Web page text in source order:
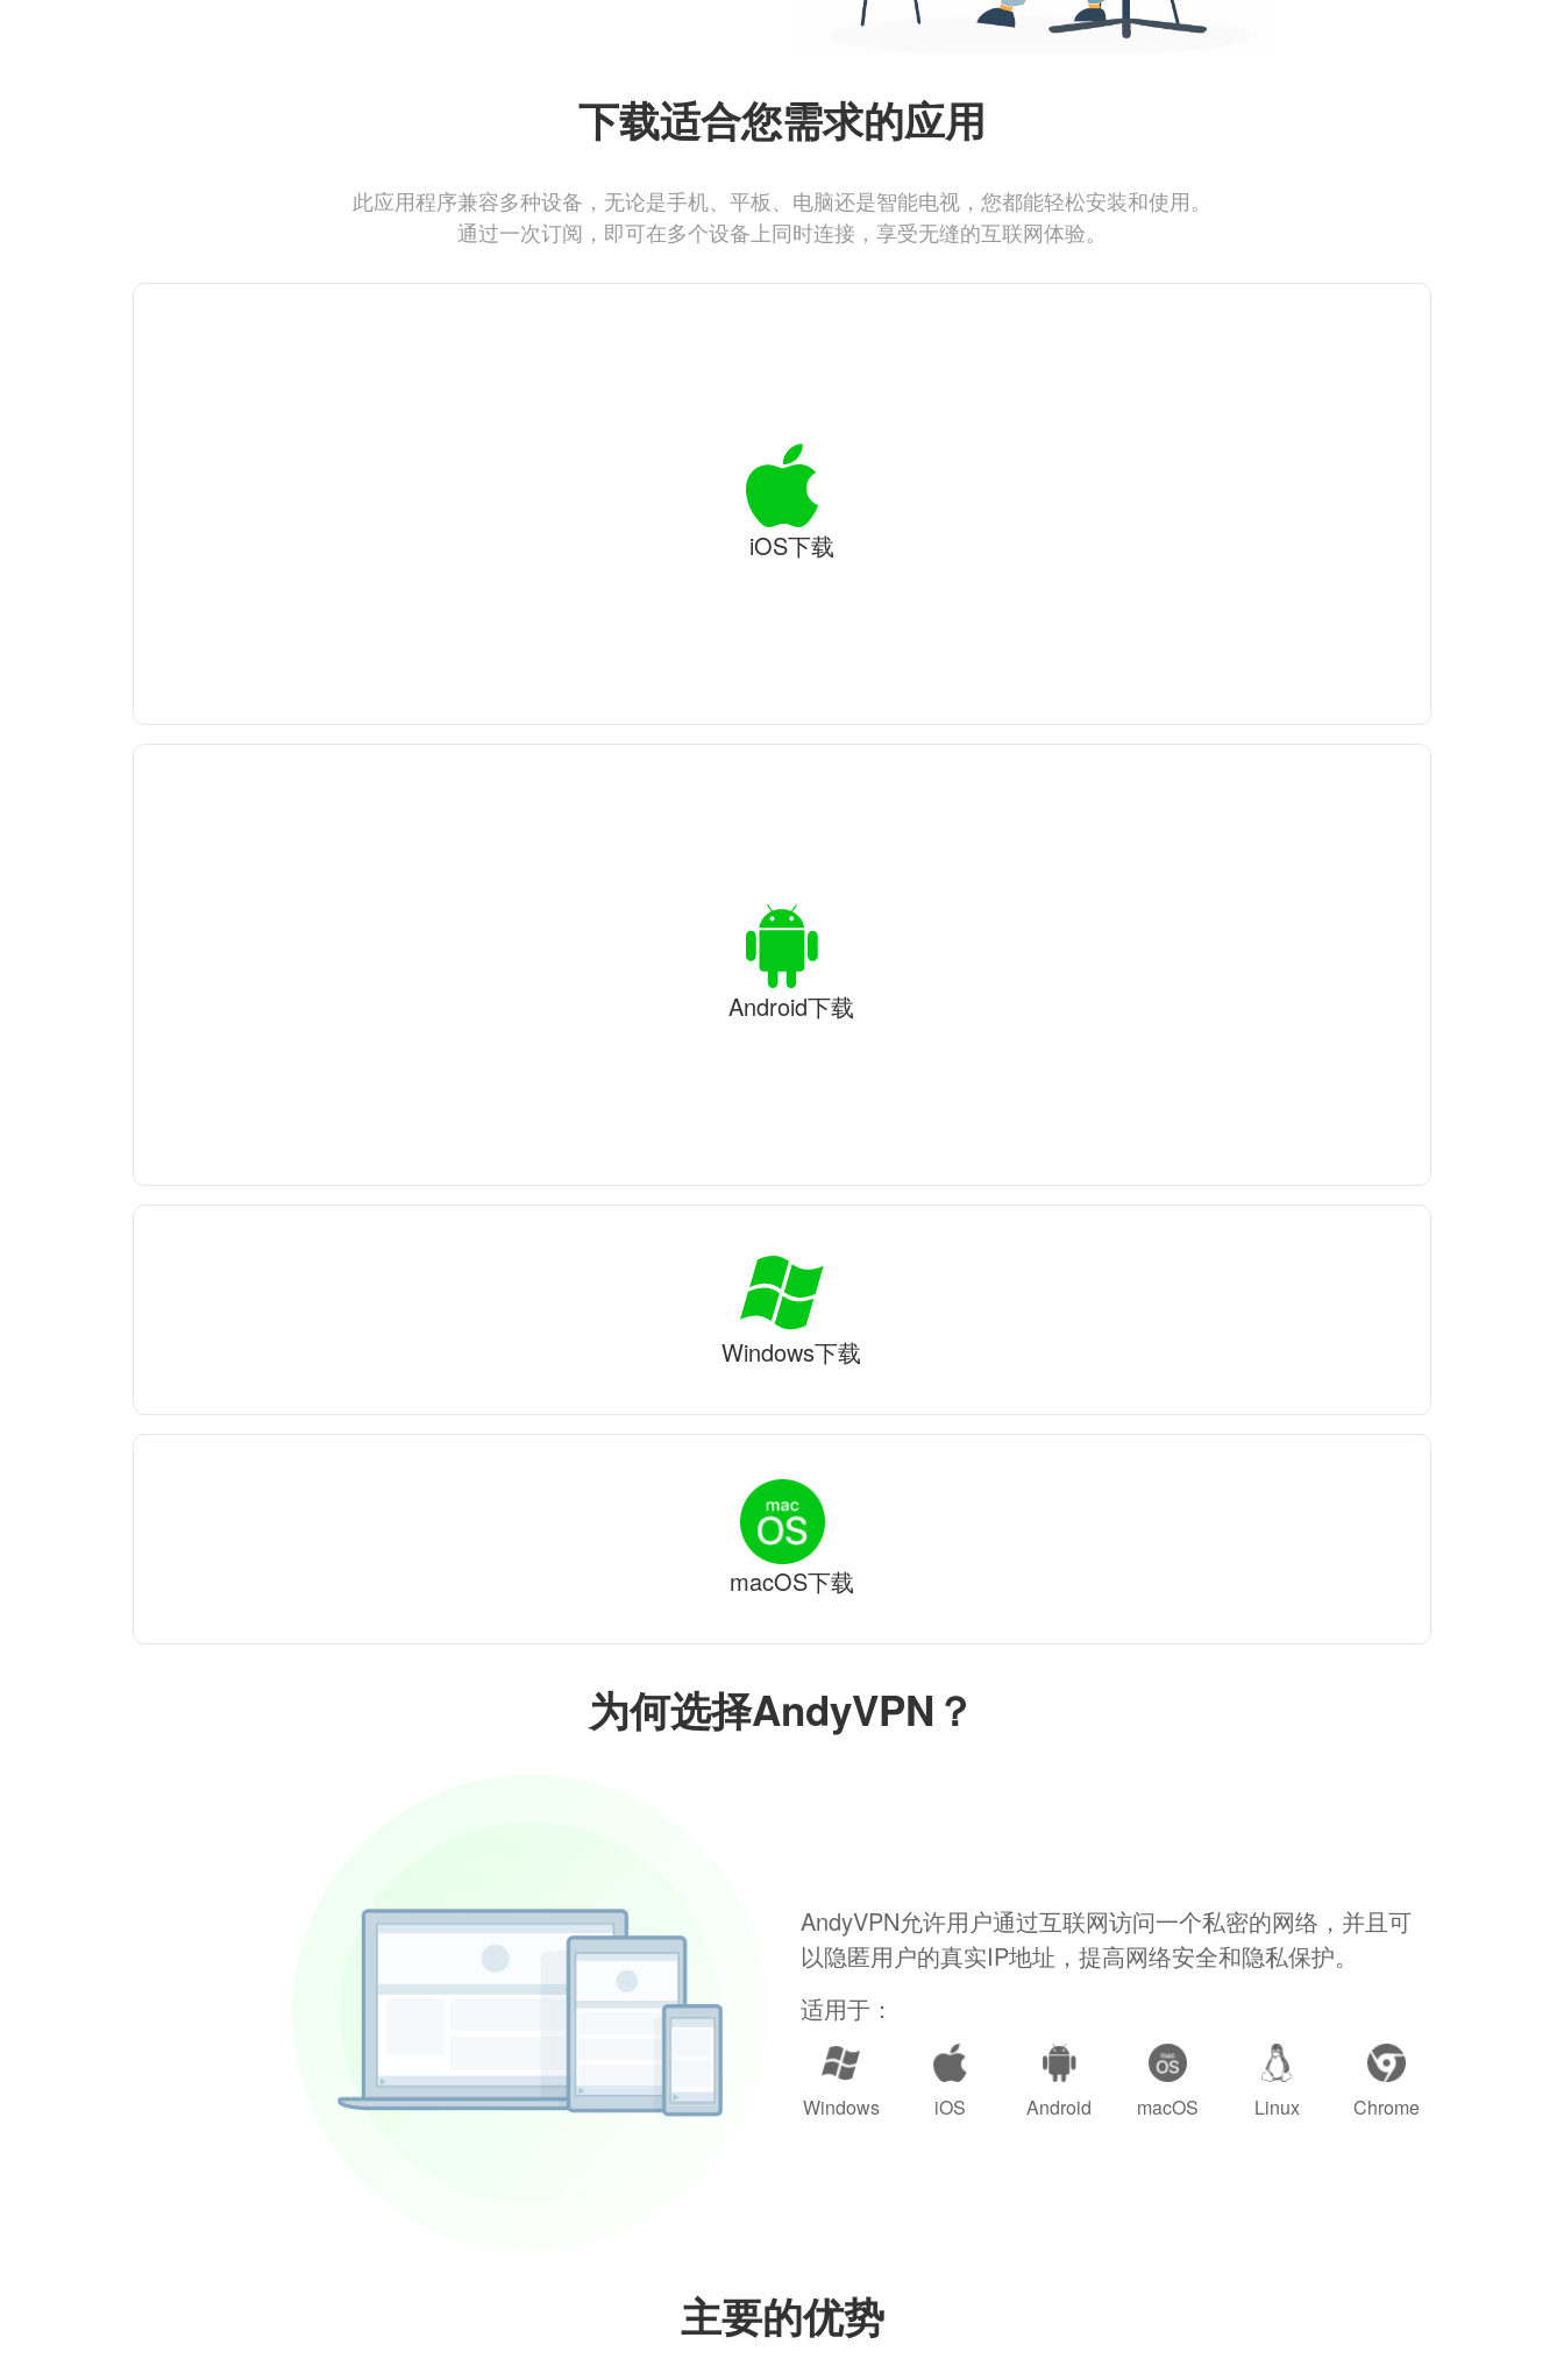
为何选择AndyVPN？
AndyVPN允许用户通过互联网访问一个私密的网络，并且可
以隐匿用户的真实IP地址，提高网络安全和隐私保护。
适用于：
Windows iOS Android macOS Linux Chrome
主要的优势
下载适合您需求的应用
此应用程序兼容多种设备，无论是手机、平板、电脑还是智能电视，您都能轻松安装和使用。
通过一次订阅，即可在多个设备上同时连接，享受无缝的互联网体验。
iOS下载
Android下载
Windows下载
macOS下载